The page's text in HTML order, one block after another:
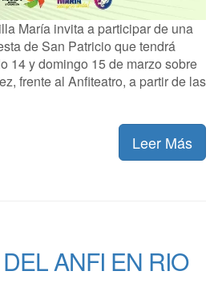
María invita a participar de una
de San Patricio que tendrá
14 y domingo 15 de marzo sobre
frente al Anfiteatro, a partir de las
Leer Más
ANFI EN RIO